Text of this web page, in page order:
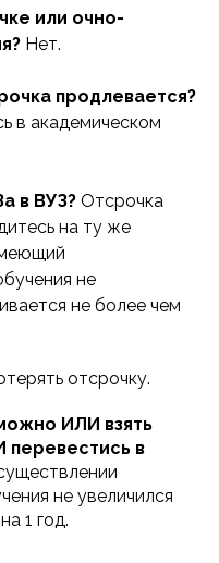
или очно-
Нет.
продлевается?
в академическом
в ВУЗ? Отсрочка
на ту же
не
не более чем
отсрочку.
ИЛИ взять
перевестись в
не увеличился
1 год.